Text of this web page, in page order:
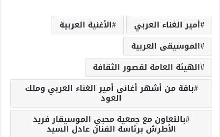
أمير الغناء العربي
الأغنية العربية
الموسيقى العربية
الهيئة العامة لقصور الثقافة
باقة من أشهر أغانى أمير الغناء العربي وملك
العود
بالتعاون مع جمعية محبي الموسيقار فريد
الأطرش برئاسة الفنان عادل السيد